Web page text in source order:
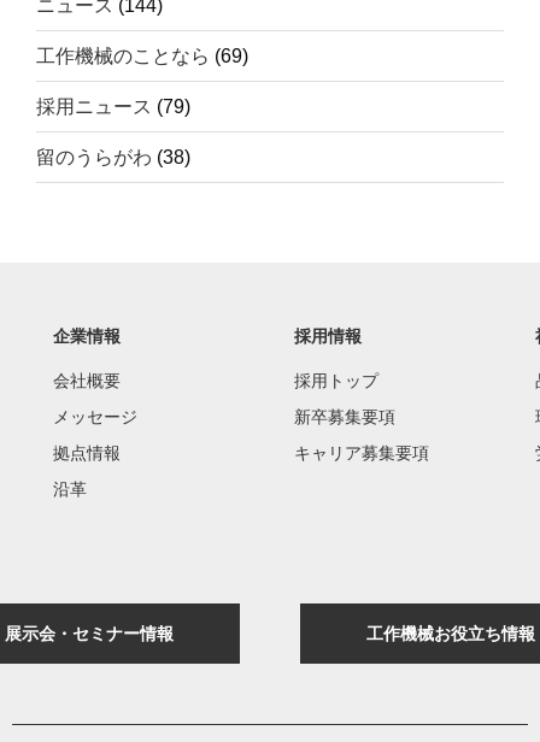
ニュース (144)
工作機械のことなら (69)
採用ニュース (79)
留のうらがわ (38)
企業情報
会社概要
メッセージ
拠点情報
沿革
採用情報
採用トップ
新卒募集要項
キャリア募集要項
展示会・セミナー情報 工作機械お役立ち情報